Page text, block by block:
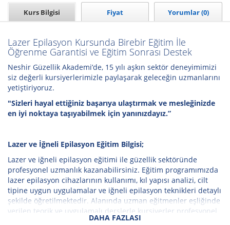
Kurs Bilgisi Fiyat Yorumlar (0)
Lazer Epilasyon Kursunda Birebir Eğitim İle
Öğrenme Garantisi ve Eğitim Sonrası Destek
Neshir Güzellik Akademi’de, 15 yılı aşkın sektör deneyimimizi
siz değerli kursiyerlerimizle paylaşarak geleceğin uzmanlarını
yetiştiriyoruz.
"Sizleri hayal ettiğiniz başarıya ulaştırmak ve mesleğinizde
en iyi noktaya taşıyabilmek için yanınızdayız.”
Lazer ve İğneli Epilasyon Eğitim Bilgisi;
Lazer ve iğneli epilasyon eğitimi ile güzellik sektöründe
profesyonel uzmanlık kazanabilirsiniz. Eğitim programımızda
lazer epilasyon cihazlarının kullanımı, kıl yapısı analizi, cilt
tipine uygun uygulamalar ve iğneli epilasyon teknikleri detaylı
şekilde öğretilmektedir. Alanında uzman eğitmenler eşliğinde
verilen teorik ve uygulamalı derslerle kursiyerler profesyonel
çalışma becerisi kazanmaktadır.
DAHA FAZLASI